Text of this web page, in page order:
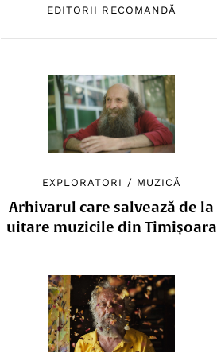
EDITORII RECOMANDĂ
EXPLORATORI / MUZICĂ
Arhivarul care salvează de la
uitare muzicile din Timișoara